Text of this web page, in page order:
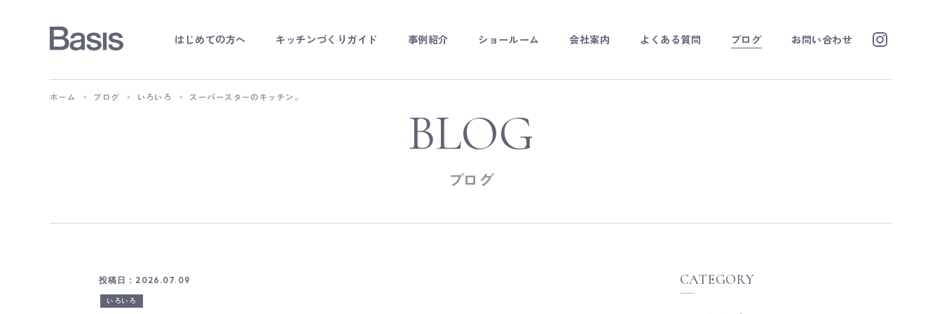
はじめての方へ キッチンづくりガイド
オーダーキッチン
事例紹介 ショールーム 会社案内 よくある質問 ブログ お問い合わせ
BLOG
ブログ
ホーム ブログ いろいろ スーパースターのキッチン。
投稿日：2026.07.09
いろいろ
CATEGORY